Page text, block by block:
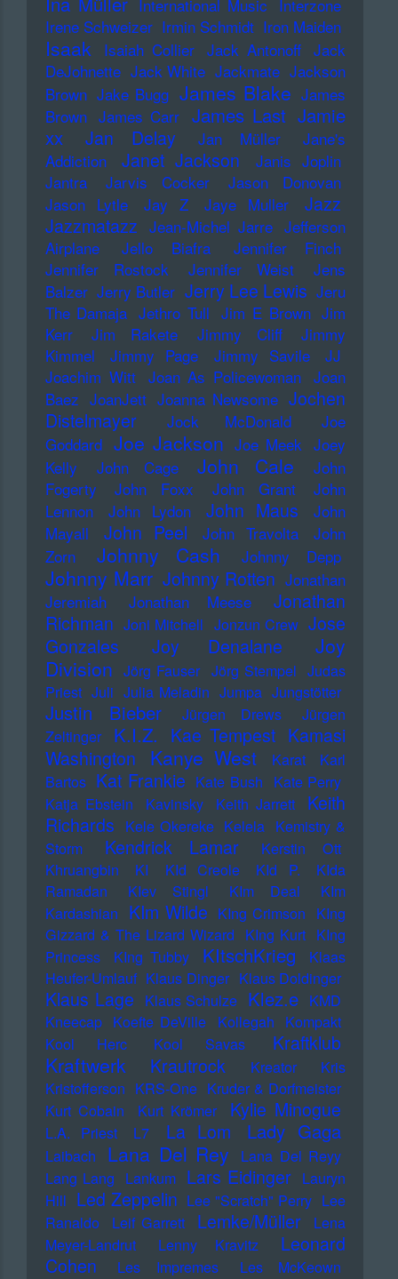
International Music
Interzone
Irene Schweizer Irmin Schmidt Iron Maiden
Isaak Isaiah Collier Jack Antonoff Jack
DeJohnette Jack White Jackmate Jackson
Brown Jake Bugg James Blake James
Brown James Carr James Last Jamie
xx
Jan Delay Jan Müller
Jane's
Addiction
Janet Jackson
Janis Joplin
Jantra
Jarvis Cocker
Jason Donovan
Jason Lytle
Jay Z Jaye Muller
Jazz
Jazzmatazz Jean-Michel Jarre Jefferson
Airplane
Jello Biafra
Jennifer Finch
Jennifer Rostock
Jennifer Weist
Jens
Balzer Jerry Butler Jerry Lee Lewis Jeru
The Damaja Jethro Tull Jim E Brown Jim
Kerr
Jim Rakete Jimmy Cliff
Jimmy
Kimmel
Jimmy Page Jimmy Savile
JJ
Joachim Witt Joan As Policewoman Joan
Baez JoanJett Joanna Newsome Jochen
Distelmayer
Jock McDonald
Joe
Goddard Joe Jackson Joe Meek Joey
Kelly
John Cage John Cale
John
Fogerty
John Foxx John Grant
John
Lennon
John Lydon John Maus
John
Mayall
John Peel John Travolta
John
Zorn
Johnny Cash Johnny Depp
Johnny Marr Johnny Rotten Jonathan
Jeremiah
Jonathan Meese
Jonathan
Richman Joni Mitchell Jonzun Crew Jose
Gonzales
Joy Denalane
Joy
Division Jörg Fauser Jörg Stempel Judas
Priest Juli Julia Meladin Jumpa Jungstötter
Justin Bieber Jürgen Drews
Jürgen
Zeltinger
K.I.Z. Kae Tempest Kamasi
Washington
Kanye West Karat
Karl
Bartos Kat Frankie Kate Bush Kate Perry
Katja Ebstein
Kavinsky Keith Jarrett
Keith
Richards Kele Okereke Kelela Kemistry &
Storm
Kendrick Lamar
Kerstin Ott
Khruangbin
KI KId Creole KId P.
KIda
Ramadan
KIev Stingl KIm Deal
KIm
Kardashian KIm Wilde KIng Crimson KIng
Gizzard & The Lizard Wizard KIng Kurt KIng
Princess
KIng Tubby KItschKrieg
Klaas
Heufer-Umlauf Klaus Dinger Klaus Doldinger
Klaus Lage Klaus Schulze Klez.e KMD
Kneecap Koefte DeVille Kollegah Kompakt
Kool Herc
Kool Savas Kraftklub
Kraftwerk Krautrock Kreator
Kris
Kristofferson KRS-One Kruder & Dorfmeister
Kurt Cobain
Kurt Krömer Kylie Minogue
L.A. Priest L7 La Lom Lady Gaga
Laibach Lana Del Rey
Lana Del Reyy
Lang Lang Lankum Lars Eidinger Lauryn
Hill Led Zeppelin Lee "Scratch" Perry Lee
Ranaldo
Leif Garrett Lemke/Müller
Lena
Meyer-Landrut
Lenny Kravitz
Leonard
Cohen
Les Impremes Les McKeown